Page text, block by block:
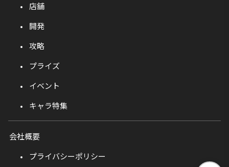
店舗
開発
攻略
プライズ
イベント
キャラ特集
会社概要
プライバシーポリシー